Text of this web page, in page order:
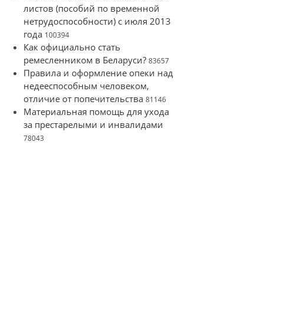
листов (пособий по временной
нетрудоспособности) с июля 2013
года 100394
Как официально стать
ремесленником в Беларуси? 83657
Правила и оформление опеки над
недееспособным человеком,
отличие от попечительства 81146
Материальная помощь для ухода
за престарелыми и инвалидами
78043